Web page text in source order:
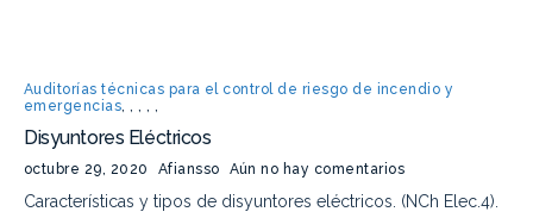
Auditorías técnicas para el control de riesgo de incendio y
emergencias
Disyuntores Eléctricos
octubre 29, 2020 Afiansso Aún no hay comentarios
Características y tipos de disyuntores eléctricos. (NCh Elec.4).